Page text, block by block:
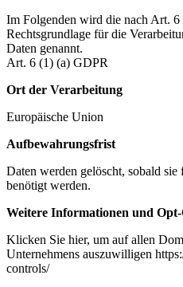
Im Folgenden wird die nach Art.
Rechtsgrundlage für die
Daten genannt.
Art. 6 (1) (a) GDPR
Ort der Verarbeitung
Europäische Union
Aufbewahrungsfrist
Daten werden gelöscht, sobald
benötigt werden.
Weitere Informationen und
Klicken Sie hier, um auf allen
Unternehmens auszuwilligen
controls/